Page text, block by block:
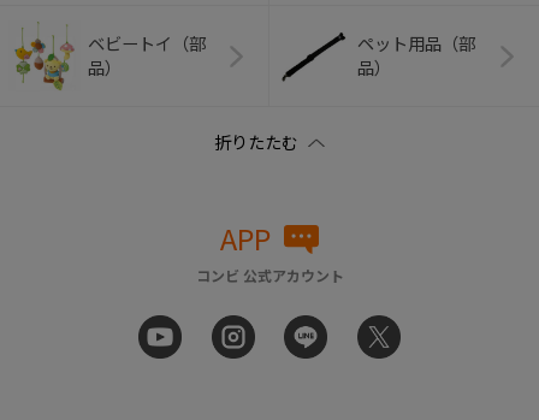
ベビートイ（部
品）
ペット用品（部
品）
APP
コンビ 公式アカウント